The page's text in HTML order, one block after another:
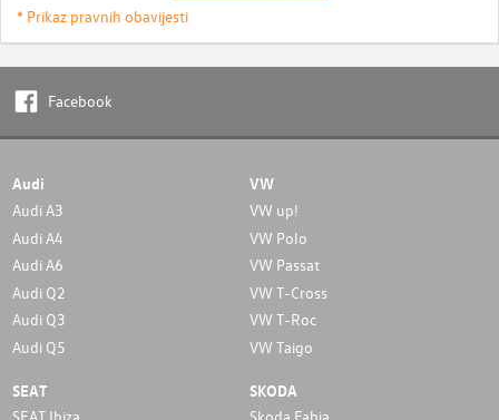
* Prikaz pravnih obavijesti
Facebook
Audi
Audi A3
Audi A4
Audi A6
Audi Q2
Audi Q3
Audi Q5
VW
VW up!
VW Polo
VW Passat
VW T-Cross
VW T-Roc
VW Taigo
SEAT SKODA